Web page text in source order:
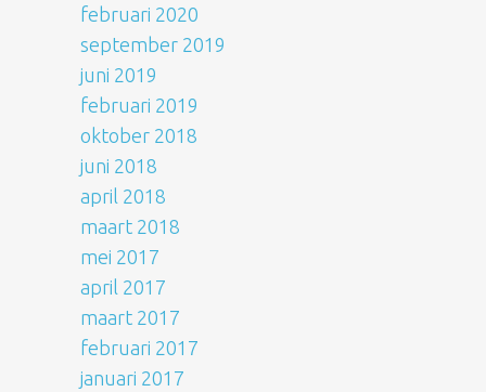
februari 2020
september 2019
juni 2019
februari 2019
oktober 2018
juni 2018
april 2018
maart 2018
mei 2017
april 2017
maart 2017
februari 2017
januari 2017